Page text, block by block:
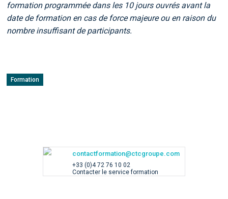
formation programmée dans les 10 jours ouvrés avant la
date de formation en cas de force majeure ou en raison du
nombre insuffisant de participants.
Formation
contactformation@ctcgroupe.com
+33 (0)4 72 76 10 02
Contacter le service formation